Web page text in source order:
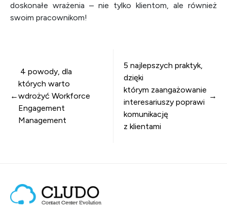
doskonałe wrażenia – nie tylko klientom, ale również
swoim pracownikom!
Nawigacja wpisu
4 powody, dla
których warto
wdrożyć Workforce
Engagement
Management
5 najlepszych praktyk,
dzięki
którym zaangażowanie
interesariuszy poprawi
komunikację
z klientami